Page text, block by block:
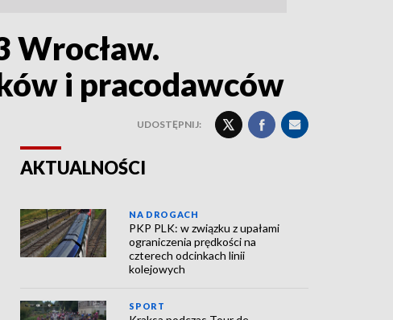
Wrocław.
i pracodawców
UDOSTĘPNIJ:
AKTUALNOŚCI
NA DROGACH
PKP PLK: w związku z upałami
ograniczenia prędkości na
czterech odcinkach linii
kolejowych
SPORT